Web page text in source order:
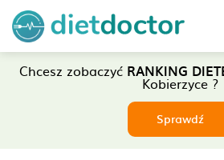
Chcesz zobaczyć RANKING
Kobierzyce ?
Sprawdź